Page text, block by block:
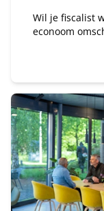
Wil je fiscalist
econoom